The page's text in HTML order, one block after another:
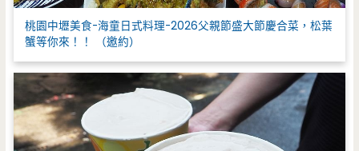
桃園中壢美食-海童日式料理-2026父親節盛大節慶合菜，松葉
蟹等你來！！ （邀約）